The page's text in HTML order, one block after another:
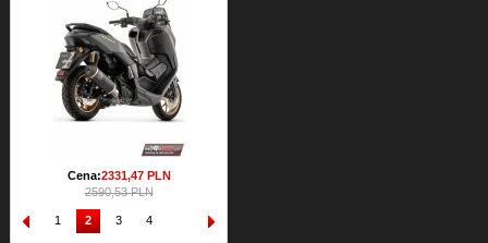
2331,47PLN
2590,53 PLN
1 2 3 4